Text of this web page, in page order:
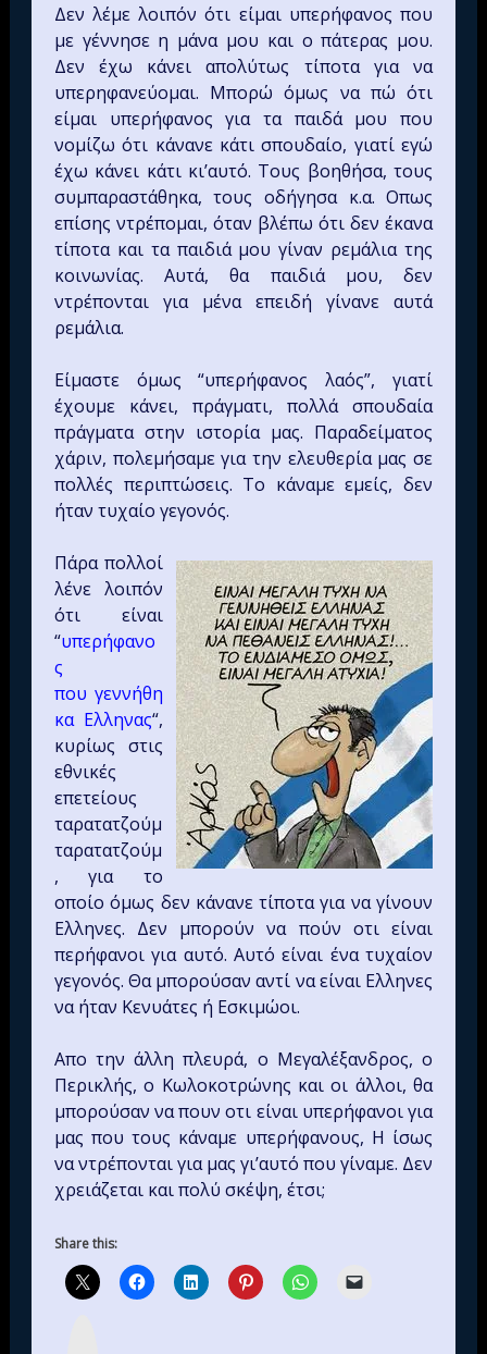
Δεν λέμε λοιπόν ότι είμαι υπερήφανος που
με γέννησε η μάνα μου και ο πάτερας μου.
Δεν έχω κάνει απολύτως τίποτα για να
υπερηφανεύομαι. Μπορώ όμως να πώ ότι
είμαι υπερήφανος για τα παιδά μου που
νομίζω ότι κάνανε κάτι σπουδαίο, γιατί εγώ
έχω κάνει κάτι κι’αυτό. Τους βοηθήσα, τους
συμπαραστάθηκα, τους οδήγησα κ.α. Οπως
επίσης ντρέπομαι, όταν βλέπω ότι δεν έκανα
τίποτα και τα παιδιά μου γίναν ρεμάλια της
κοινωνίας. Αυτά, θα παιδιά μου, δεν
ντρέπονται για μένα επειδή γίνανε αυτά
ρεμάλια.
Είμαστε όμως “υπερήφανος λαός”, γιατί
έχουμε κάνει, πράγματι, πολλά σπουδαία
πράγματα στην ιστορία μας. Παραδείματος
χάριν, πολεμήσαμε για την ελευθερία μας σε
πολλές περιπτώσεις. Το κάναμε εμείς, δεν
ήταν τυχαίο γεγονός.
Πάρα πολλοί
λένε λοιπόν
ότι είναι
“υπερήφανο
ς
που γεννήθη
κα Ελληνας“,
κυρίως στις
εθνικές
επετείους
ταρατατζούμ
ταρατατζούμ
, για το
οποίο όμως δεν κάνανε τίποτα για να γίνουν
Ελληνες. Δεν μπορούν να πούν οτι είναι
περήφανοι για αυτό. Αυτό είναι ένα τυχαίον
γεγονός. Θα μπορούσαν αντί να είναι Ελληνες
να ήταν Κενυάτες ή Εσκιμώοι.
Απο την άλλη πλευρά, ο Μεγαλέξανδρος, ο
Περικλής, ο Κωλοκοτρώνης και οι άλλοι, θα
μπορούσαν να πουν οτι είναι υπερήφανοι για
μας που τους κάναμε υπερήφανους, Η ίσως
να ντρέπονται για μας γι’αυτό που γίναμε. Δεν
χρειάζεται και πολύ σκέψη, έτσι;
Share this: